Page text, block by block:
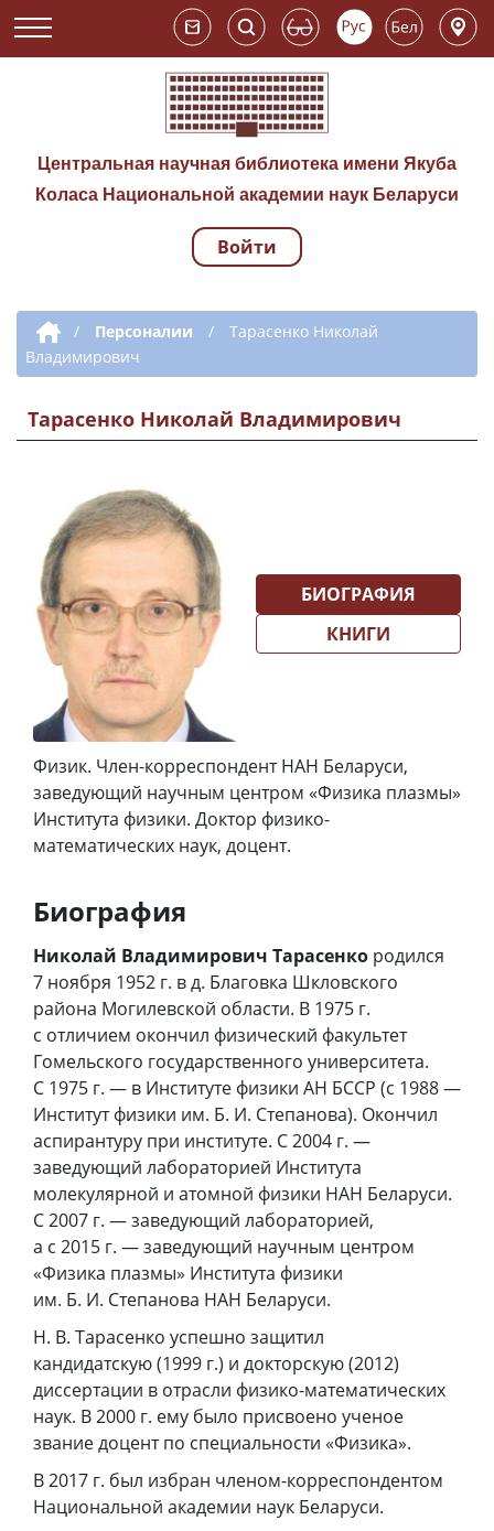
Центральная научная библиотека имени Якуба
Коласа Национальной академии наук Беларуси
Навигация по
Войти
Дополнительная навигация
/ Персоналии /
Тарасенко Николай
Владимирович
Тарасенко Николай Владимирович
Физик. Член-корреспондент НАН Беларуси,
заведующий научным центром «Физика плазмы»
Института физики. Доктор физико-
математических наук, доцент.
БИОГРАФИЯ
КНИГИ
Биография
Николай Владимирович Тарасенко родился
7 ноября 1952 г. в д. Благовка Шкловского
района Могилевской области. В 1975 г.
с отличием окончил физический факультет
Гомельского государственного университета.
С 1975 г. — в Институте физики АН БССР (с 1988 —
Институт физики им. Б. И. Степанова). Окончил
аспирантуру при институте. С 2004 г. —
заведующий лабораторией Института
молекулярной и атомной физики НАН Беларуси.
С 2007 г. — заведующий лабораторией,
а с 2015 г. — заведующий научным центром
«Физика плазмы» Института физики
им. Б. И. Степанова НАН Беларуси.
Н. В. Тарасенко успешно защитил
кандидатскую (1999 г.) и докторскую (2012)
диссертации в отрасли физико-математических
наук. В 2000 г. ему было присвоено ученое
звание доцент по специальности «Физика».
В 2017 г. был избран членом-корреспондентом
Национальной академии наук Беларуси.